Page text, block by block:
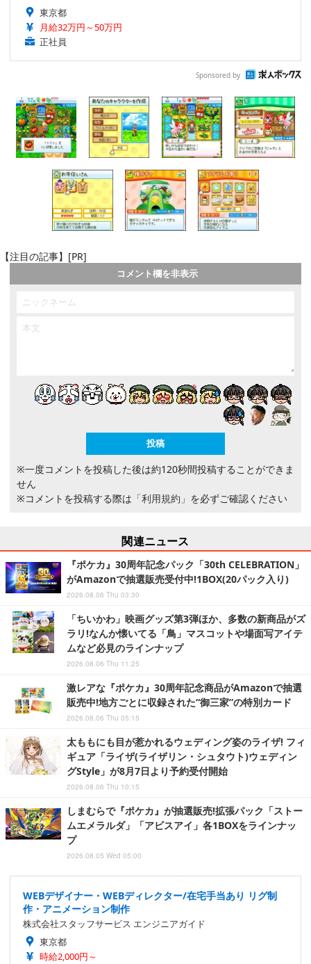
東京都
月給32万円～50万円
正社員
Sponsored by
【注目の記事】[PR]
コメント欄を非表示
※一度コメントを投稿した後は約120秒間投稿することができま
せん
※コメントを投稿する際は 「利用規約」 を必ずご確認ください
関連ニュース
『ポケカ』30周年記念パック「30th CELEBRATION」
がAmazonで抽選販売受付中!1BOX(20パック入り)
2026.08.06 Thu 03:30
「ちいかわ」映画グッズ第3弾ほか、多数の新商品がズ
ラリ!なんか懐いてる「鳥」マスコットや場面写アイテ
ムなど必見のラインナップ
2026.08.06 Thu 11:25
激レアな『ポケカ』30周年記念商品がAmazonで抽選
販売中!地方ごとに収録された“御三家”の特別カード
2026.08.06 Thu 05:15
太ももにも目が惹かれるウェディング姿のライザ! フィ
ギュア「ライザ(ライザリン・シュタウト)ウェディン
グStyle」が8月7日より予約受付開始
2026.08.06 Thu 10:15
しまむらで『ポケカ』が抽選販売!拡張パック「ストー
ムエメラルダ」「アビスアイ」各1BOXをラインナッ
プ
2026.08.05 Wed 05:00
WEBデザイナー・WEBディレクター/在宅手当あり リグ制
作・アニメーション制作
株式会社スタッフサービス エンジニアガイド
東京都
時給2,000円～